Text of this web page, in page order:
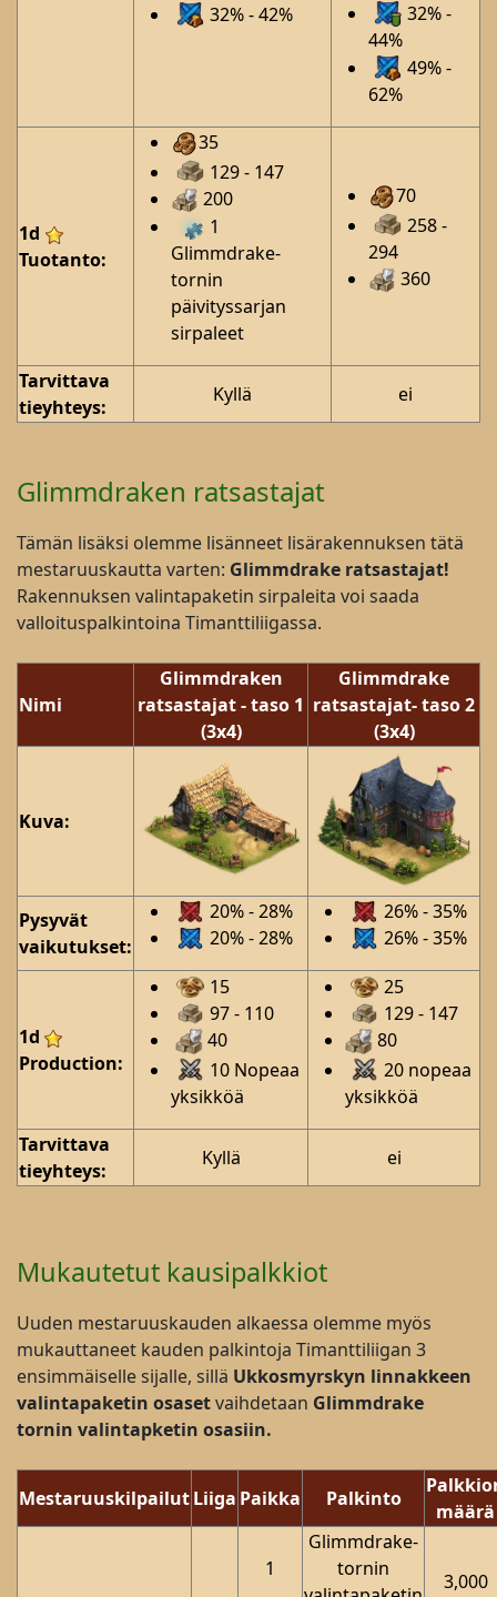
32% - 42%
32% -
44%
49% -
62%
1d
Tuotanto:
35
129 - 147
200
1
Glimmdrake-
tornin
päivityssarjan
sirpaleet
70
258 -
294
360
Tarvittava
tieyhteys:
Kyllä ei
Glimmdraken ratsastajat
Tämän lisäksi olemme lisänneet lisärakennuksen tätä
mestaruuskautta varten: Glimmdrake ratsastajat!
Rakennuksen valintapaketin sirpaleita voi saada
valloituspalkintoina Timanttiliigassa.
Nimi
Glimmdraken
ratsastajat- taso 1
(3x4)
Glimmdrake
ratsastajat- taso 2
(3x4)
Kuva:
Pysyvät
vaikutukset:
20% - 28%
20% - 28%
26% - 35%
26% - 35%
1d
Production:
15
97 - 110
40
10 Nopeaa
yksikköä
25
129 - 147
80
20 nopeaa
yksikköä
Tarvittava
tieyhteys:
Kyllä ei
Mukautetut kausipalkkiot
Uuden mestaruuskauden alkaessa olemme myös
mukauttaneet kauden palkintoja Timanttiliigan 3
ensimmäiselle sijalle, sillä Ukkosmyrskyn linnakkeen
valintapaketin osasetvaihdetaan Glimmdrake
tornin valintapketin osasiin.
MestaruuskilpailutLiiga Paikka Palkinto
määrä
1
Glimmdrake-
tornin
3,000